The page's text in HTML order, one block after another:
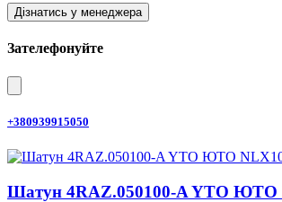
Дізнатись у менеджера
Зателефонуйте
+380939915050
Шатун 4RAZ.050100-A YTO ЮТО